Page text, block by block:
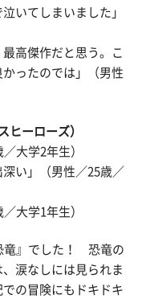
いてしまいました」
高傑作だと思う。こ
ったのでは」（男性
ーローズ）
大学2年生）
い」（男性／25歳／
大学1年生）
竜』でした！ 恐竜の
涙なしには見られま
の冒険にもドキドキ